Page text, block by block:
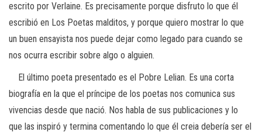
escrito por Verlaine. Es precisamente porque disfruto lo que él
escribió en Los Poetas malditos, y porque quiero mostrar lo que
un buen ensayista nos puede dejar como legado para cuando se
nos ocurra escribir sobre algo o alguien.
El último poeta presentado es el Pobre Lelian. Es una corta
biografía en la que el príncipe de los poetas nos comunica sus
vivencias desde que nació. Nos habla de sus publicaciones y lo
que las inspiró y termina comentando lo que él creia debería ser el